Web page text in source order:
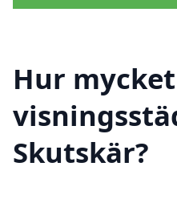
Hur
Skutskär?